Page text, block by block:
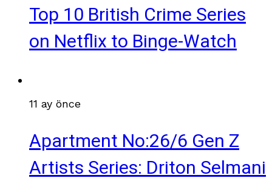
Top 10 British Crime Series
on Netflix to Binge-Watch
11 ay önce
Apartment No:26/6 Gen Z
Artists Series: Driton Selmani